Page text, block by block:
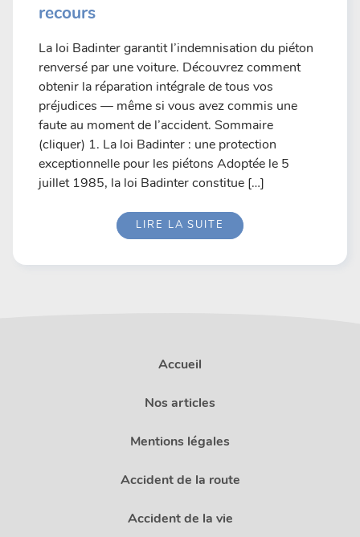
recours
La loi Badinter garantit l’indemnisation du piéton
renversé par une voiture. Découvrez comment
obtenir la réparation intégrale de tous vos
préjudices — même si vous avez commis une
faute au moment de l’accident. Sommaire
(cliquer) 1. La loi Badinter : une protection
exceptionnelle pour les piétons Adoptée le 5
juillet 1985, la loi Badinter constitue […]
LIRE LA SUITE
Accueil
Nos articles
Mentions légales
Accident de la route
Accident de la vie